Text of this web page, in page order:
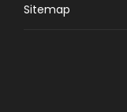
Sitemap